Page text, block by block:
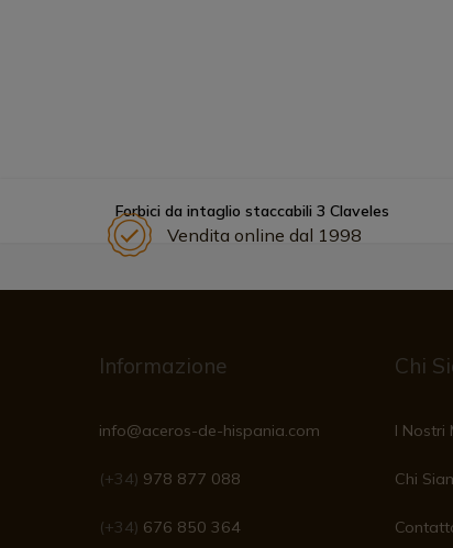
Forbici da intaglio staccabili 3 Claveles
Vendita online dal 1998
Informazione
info@aceros-de-hispania.com
(+34) 978 877 088
(+34) 676 850 364
Chi
I Nostri
Chi